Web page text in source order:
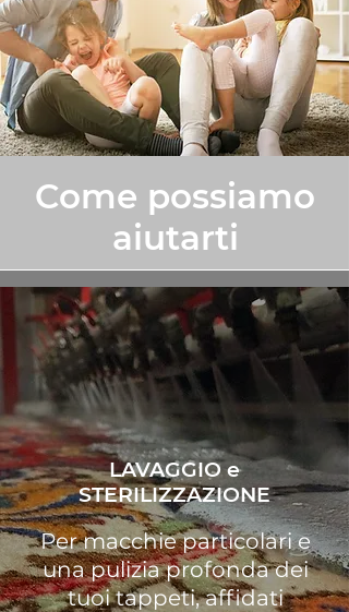
Come possiamo
aiutarti
LAVAGGIO e
STERILIZZAZIONE
Per macchie particolari e
una pulizia profonda dei
tuoi tappeti, affidati